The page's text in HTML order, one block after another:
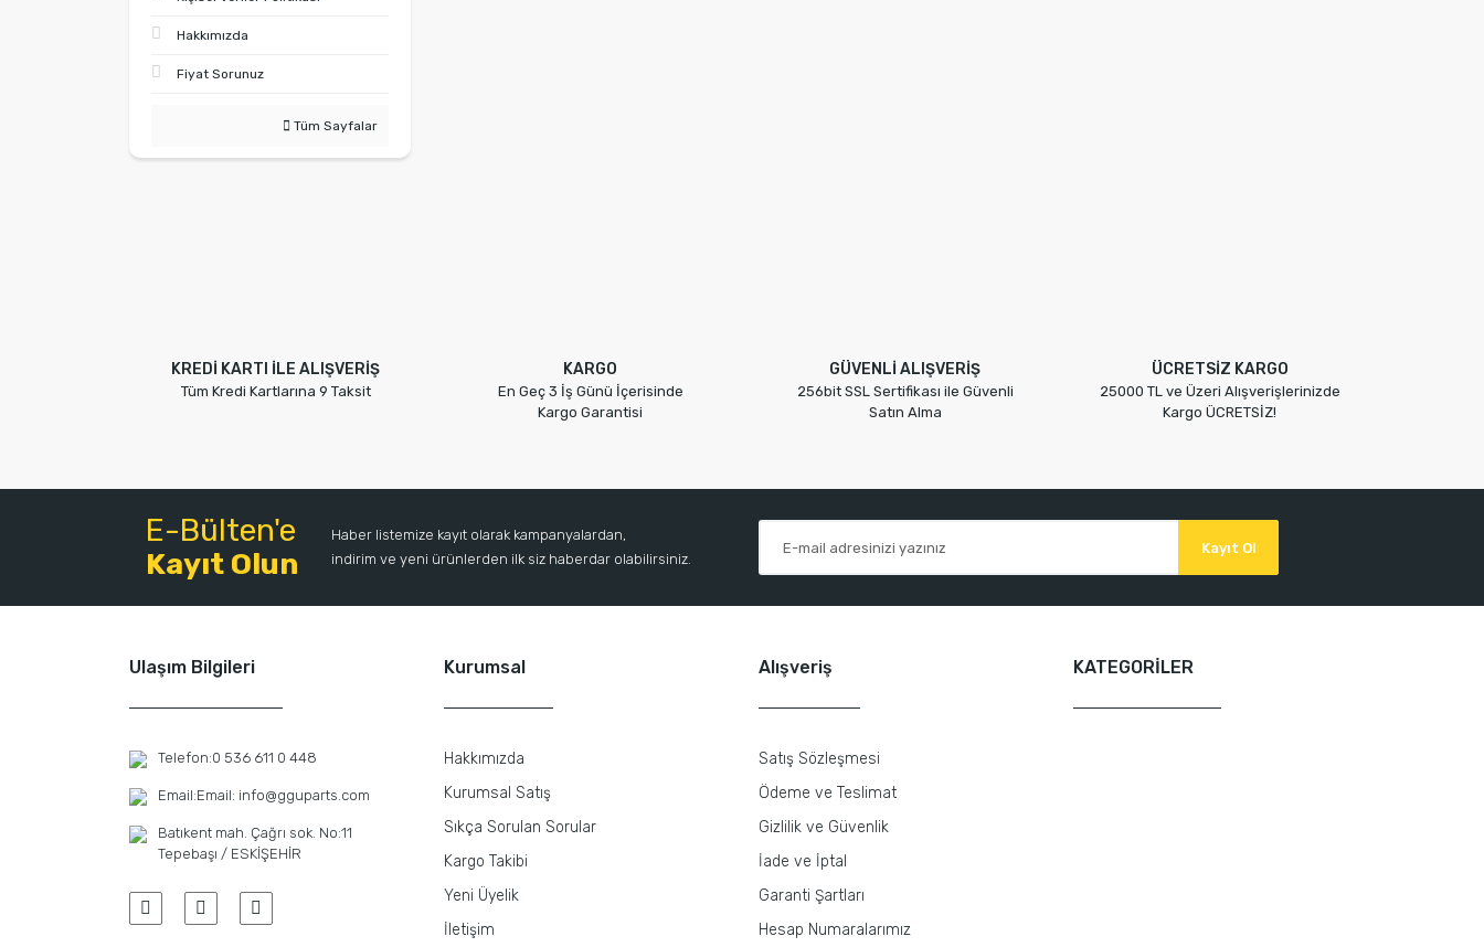
Hakkımızda
Fiyat Sorunuz
Tüm Sayfalar
KREDİ KARTI İLE ALIŞVERİŞ
Tüm Kredi Kartlarına 9 Taksit
KARGO
En Geç 3 İş Günü İçerisinde
Kargo Garantisi
GÜVENLİ ALIŞVERİŞ
256bit SSL Sertifikası ile Güvenli
Satın Alma
ÜCRETSİZ KARGO
25000 TL ve Üzeri Alışverişlerinizde
Kargo ÜCRETSİZ!
E-Bülten'e
Kayıt Olun
Haber listemize kayıt olarak kampanyalardan,
indirim ve yeni ürünlerden ilk siz haberdar olabilirsiniz.
Kayıt Ol
Ulaşım Bilgileri
Telefon:0 536 611 0 448
Email:Email: info@gguparts.com
Batıkent mah. Çağrı sok. No:11
Tepebaşı / ESKİŞEHİR
Kurumsal
Hakkımızda
Kurumsal Satış
Sıkça Sorulan Sorular
Kargo Takibi
Yeni Üyelik
İletişim
Alışveriş
Satış Sözleşmesi
Ödeme ve Teslimat
Gizlilik ve Güvenlik
İade ve İptal
Garanti Şartları
Hesap Numaralarımız
KATEGORİLER